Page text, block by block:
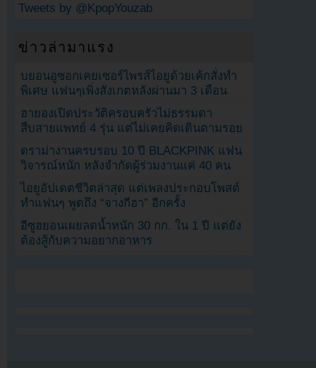
Tweets by @KpopYouzab
ข่าวล่ามาแรง
บยอนอูซอกเคยเซอร์ไพรส์ไอยูด้วยเค้กสั่งทำ
พิเศษ แฟนๆเพิ่งสังเกตหลังผ่านมา 3 เดือน
ฮายองเปิดประวัติครอบครัวไม่ธรรมดา
สืบสายแพทย์ 4 รุ่น แต่ไม่เคยคิดเดินตามรอย
ดราม่างานครบรอบ 10 ปี BLACKPINK แฟน
วิจารณ์หนัก หลังจำกัดผู้ร่วมงานแค่ 40 คน
ไอยูอัปเดตชีวิตล่าสุด แต่เพลงประกอบโพสต์
ทำแฟนๆ พูดถึง “จางกีฮา” อีกครั้ง
อีซูฮยอนเผยลดน้ำหนัก 30 กก. ใน 1 ปี แต่ยัง
ต้องสู้กับความอยากอาหาร